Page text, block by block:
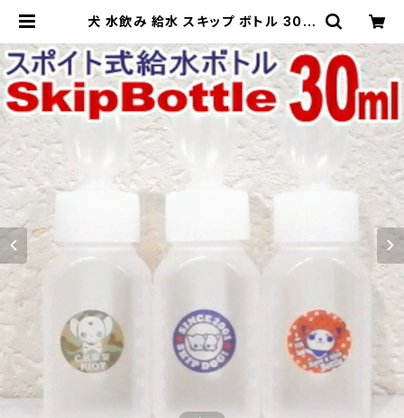
犬 水飲み 給水 スキップ ボトル 30m
水入れ スポイト こぼれない 水筒 水
分補給 散歩 携帯 介護 | チワワ専門
店スキップドッグ！